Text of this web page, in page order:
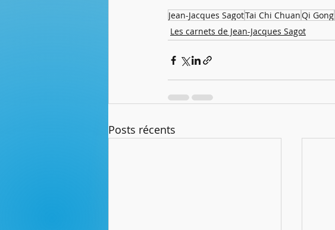
Jean-Jacques SagotTai Chi ChuanQi Gong
Les carnets de Jean-Jacques Sagot
Posts récents